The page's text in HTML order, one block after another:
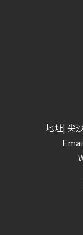
地址| 尖